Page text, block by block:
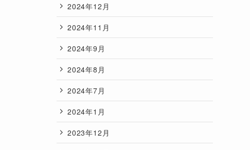
2024年12月
2024年11月
2024年9月
2024年8月
2024年7月
2024年1月
2023年12月